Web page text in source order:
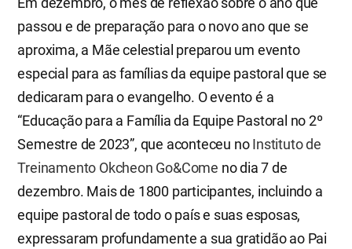
passou e de preparação para o novo ano que se
aproxima, a Mãe celestial preparou um evento
especial para as famílias da equipe pastoral que se
dedicaram para o evangelho. O evento é a
“Educação para a Família da Equipe Pastoral no 2º
Semestre de 2023”, que aconteceu noInstituto de
Treinamento Okcheon Go&Come no dia 7 de
dezembro. Mais de 1800 participantes, incluindo a
equipe pastoral de todo o país e suas esposas,
expressaram profundamente a sua gratidão ao Pai